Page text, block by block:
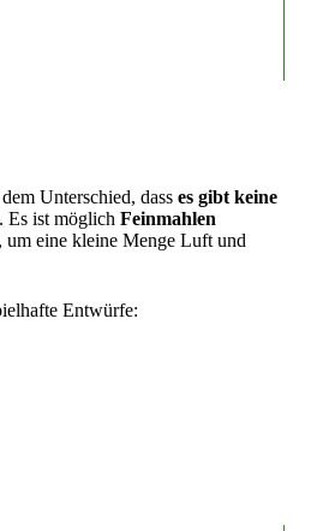
Unterschied, dass es gibt keine
. Es ist möglich Feinmahlen
um eine kleine Menge Luft und
Entwürfe: